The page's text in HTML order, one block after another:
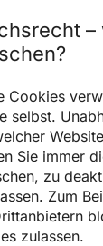
–
Cookies
selbst.
Sie immer
zu
Zum
zulassen.